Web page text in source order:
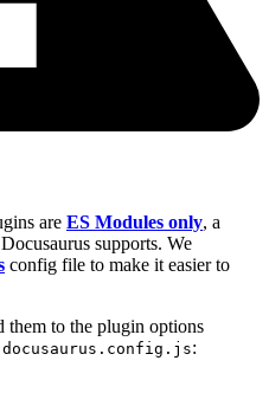
are ES Modules only, a
supports. We
config file to make it easier to
them to the plugin options
docusaurus.config.js: